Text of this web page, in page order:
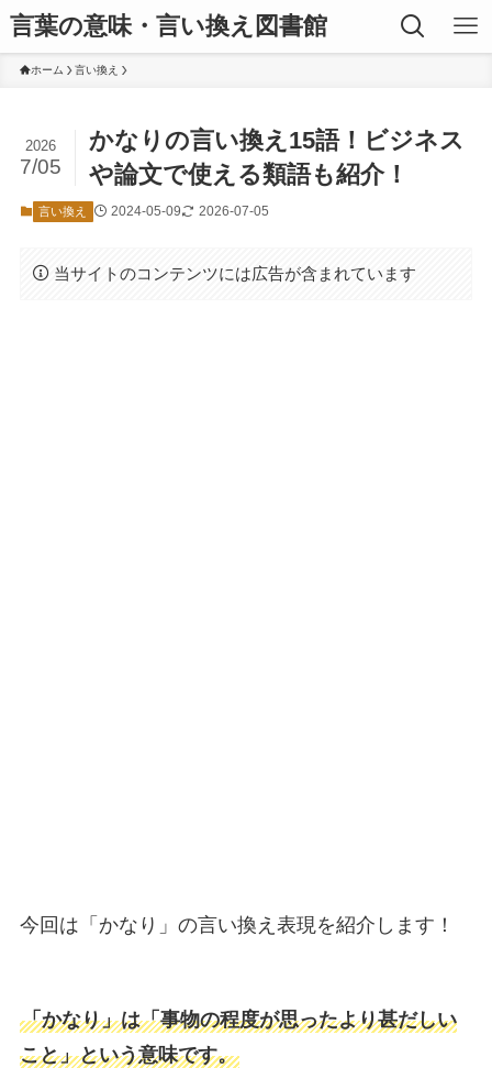
言葉の意味・言い換え図書館
ホーム 言い換え
かなりの言い換え15語！ビジネス
や論文で使える類語も紹介！
2026
7/05
言い換え 2024-05-09 2026-07-05
当サイトのコンテンツには広告が含まれています
今回は「かなり」の言い換え表現を紹介します！
「かなり」は「事物の程度が思ったより甚だしい
こと」という意味です。